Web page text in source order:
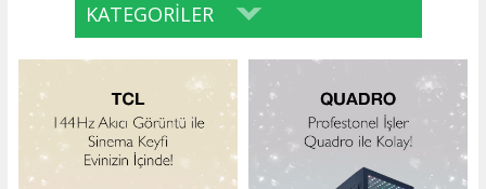
KATEGORILER